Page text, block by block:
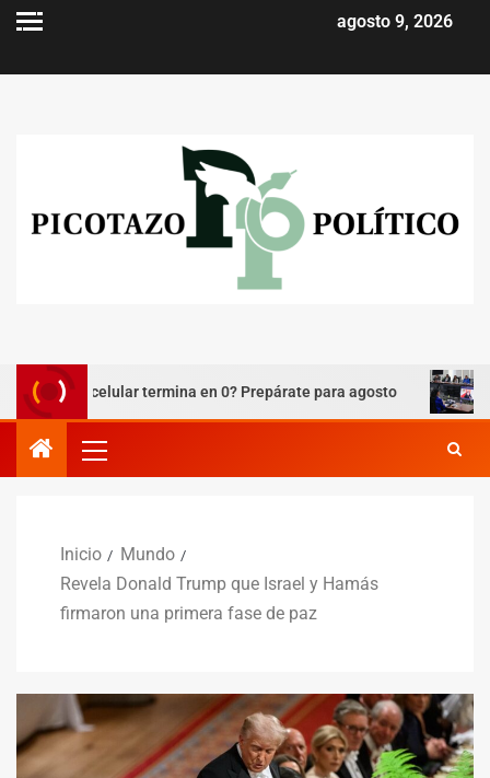
agosto 9, 2026
¿Tú celular termina en 0? Prepárate para agosto
Inicio
Mundo
Revela Donald Trump que Israel y Hamás
firmaron una primera fase de paz